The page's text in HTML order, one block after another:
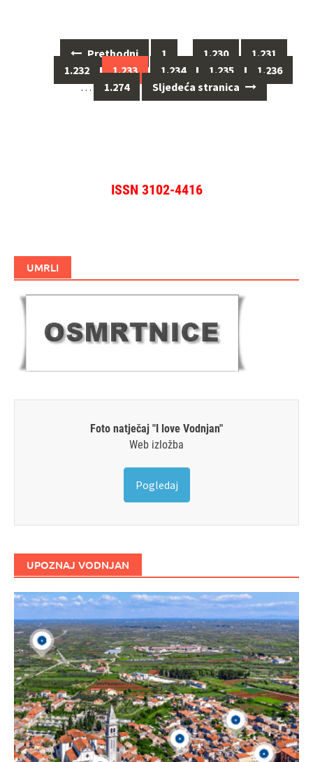
Navigacija
Prethodni 1 … 1.230
1.231
1.232
1.233 1.234 1.235
1.236
…
1.274 Sljedeća stranica
ISSN 3102-4416
UMRLI
Foto natječaj "I love Vodnjan"
Web izložba
Pogledaj
UPOZNAJ VODNJAN